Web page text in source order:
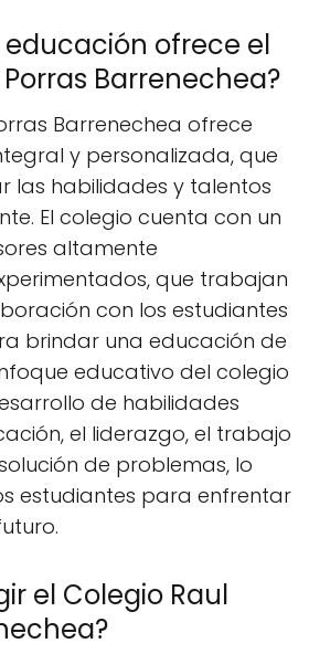
educación ofrece el
Barrenechea?
Barrenechea ofrece
y personalizada, que
las habilidades y talentos
El colegio cuenta con un
altamente
que trabajan
con los estudiantes
brindar una educación de
educativo del colegio
de habilidades
el liderazgo, el trabajo
de problemas, lo
estudiantes para enfrentar
el Colegio Raul